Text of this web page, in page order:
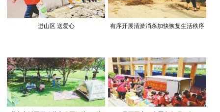
进山区 送爱心 有序开展清淤消杀加快恢复生活秩序